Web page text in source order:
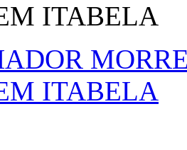
ITABELA
ITABELA